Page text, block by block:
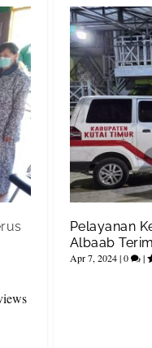
Pelayanan
Albaab
Apr 7, 2024|0 |